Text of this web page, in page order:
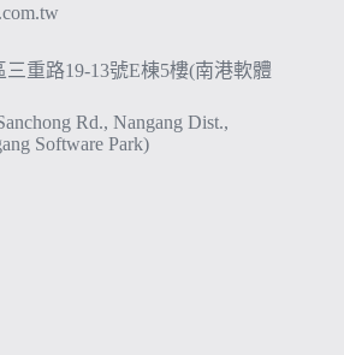
重路19-13號E棟5樓(南港軟體
Rd., Nangang Dist.,
Software Park)